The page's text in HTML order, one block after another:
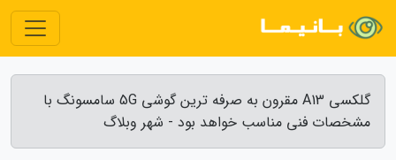
گلکسی A13 مقرون به صرفه ترین گوشی 5G سامسونگ با
مشخصات فنی مناسب خواهد بود - شهر وبلاگ